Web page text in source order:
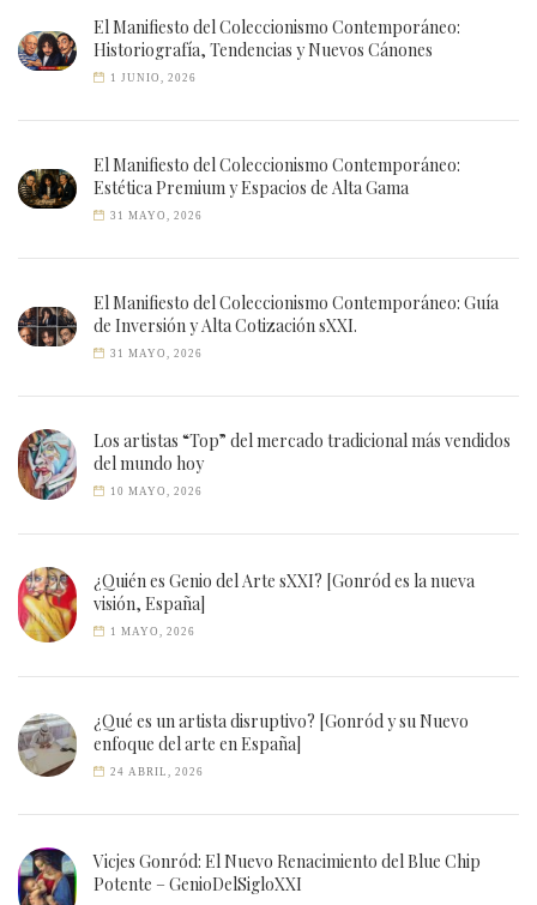
El Manifiesto del Coleccionismo Contemporáneo:
Historiografía, Tendencias y Nuevos Cánones
1 JUNIO, 2026
El Manifiesto del Coleccionismo Contemporáneo:
Estética Premium y Espacios de Alta Gama
31 MAYO, 2026
El Manifiesto del Coleccionismo Contemporáneo: Guía
de Inversión y Alta Cotización sXXI.
31 MAYO, 2026
Los artistas “Top” del mercado tradicional más vendidos
del mundo hoy
10 MAYO, 2026
¿Quién es Genio del Arte sXXI? [Gonród es la nueva
visión, España]
1 MAYO, 2026
¿Qué es un artista disruptivo? [Gonród y su Nuevo
enfoque del arte en España]
24 ABRIL, 2026
Vicjes Gonród: El Nuevo Renacimiento del Blue Chip
Potente – GenioDelSigloXXI